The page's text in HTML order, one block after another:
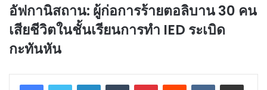
อัฟกานิสถาน: ผู้ก่อการร้ายตอลิบาน 30 คน
เสียชีวิตในชั้นเรียนการทำ IED ระเบิด
กะทันหัน
LinkedInTumblr PinterestReddit VKontakteShare via Email